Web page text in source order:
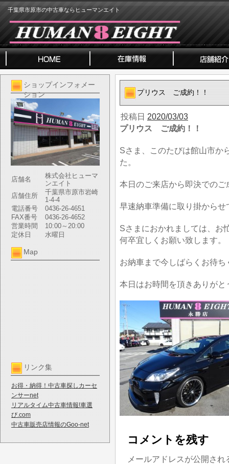
千葉県市原市の中古車ならヒューマンエイト
ショップインフォメー
ション
店舗名
株式会社ヒューマ
ンエイト
店舗住所
千葉県市原市岩崎
1-4-4
電話番号
0436-26-4651
FAX番号
0436-26-4652
営業時間
10:00～20:00
定休日
水曜日
Map
リンク集
お得・納得！中古車探しカーセ
ンサーnet
リアルタイム中古車情報!車選
び.com
中古車販売店情報のGoo-net
プリウス ご成約！！
投稿日 2020/03/03
プリウス ご成約！！
Sさま、このたびは館山市か
た。
本日のご来店から即決での
早速納車準備に取り掛からせ
Sさまにおかれましては、お
何卒宜しくお願い致します。
お納車まで今しばらくお待ち
本日はお時間を頂きありがと
コメントを残す
メールアドレスが公開さ